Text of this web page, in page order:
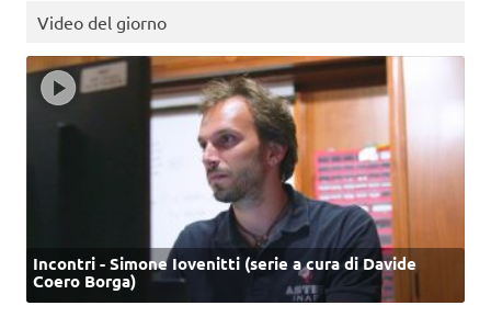
Video del giorno
Incontri - Simone Iovenitti (serie a cura di Davide
Coero Borga)